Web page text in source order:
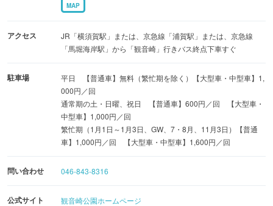
同園で必ず足を運びたいのが、園の東端にある「観音埼灯
台」。日本最初の洋式灯台として誕生した同園のシンボル
で、全国で16基しかない「のぼれる灯台」の一つとしても
コニーからは、東京湾と広大な太平洋を望めます。
その他にも、小高い丘の上から海の眺めを楽しめる「展望
園地」、季節ごとの花々が咲き乱れる「花の広場」といっ
公園であることから、砲台跡などの歴史遺産を見ることも
MAP
アクセス
JR「横須賀駅」または、京急線「浦賀駅」または、京急線
「馬堀海岸駅」から「観音崎」行きバス終点下車すぐ
駐車場
平日 【普通車】無料（繁忙期を除く）【大型車・中型車】1,
000円／回
通常期の土・日曜、祝日 【普通車】600円／回 【大型車・
中型車】1,000円／回
繁忙期（1月1日～1月3日、GW、7・8月、11月3日）【普通
車】1,000円／回 【大型車・中型車】1,600円／回
問い合わせ 046-843-8316
公式サイト 観音崎公園ホームページ